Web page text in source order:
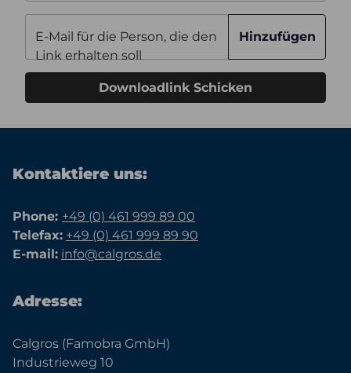
E-Mail für die Person, die den
Link erhalten soll
Hinzufügen
Downloadlink Schicken
Kontaktiere uns:
Phone: +49 (0) 461 999 89 00
Telefax: +49 (0) 461 999 89 90
E-mail: info@calgros.de
Adresse:
Calgros (Famobra GmbH)
Industrieweg 10